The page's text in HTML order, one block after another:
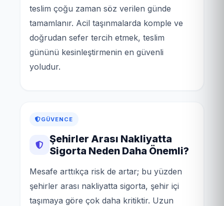
teslim çoğu zaman söz verilen günde
tamamlanır. Acil taşınmalarda komple ve
doğrudan sefer tercih etmek, teslim
gününü kesinleştirmenin en güvenli
yoludur.
GÜVENCE
Şehirler Arası Nakliyatta
Sigorta Neden Daha Önemli?
Mesafe arttıkça risk de artar; bu yüzden
şehirler arası nakliyatta sigorta, şehir içi
taşımaya göre çok daha kritiktir. Uzun